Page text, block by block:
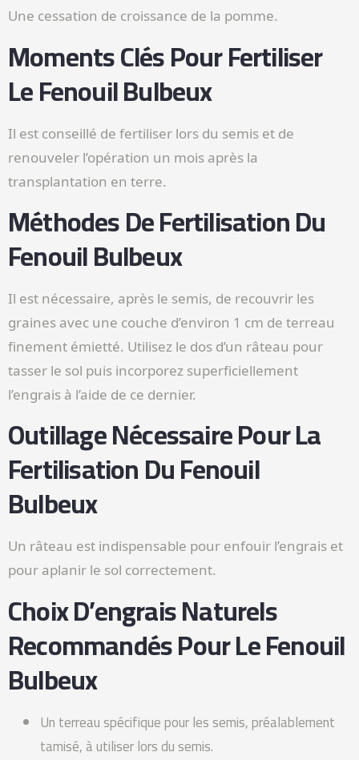
Une cessation de croissance de la pomme.
Moments Clés Pour Fertiliser
Le Fenouil Bulbeux
Il est conseillé de fertiliser lors du semis et de
renouveler l’opération un mois après la
transplantation en terre.
Méthodes De Fertilisation Du
Fenouil Bulbeux
Il est nécessaire, après le semis, de recouvrir les
graines avec une couche d’environ 1 cm de terreau
finement émietté. Utilisez le dos d’un râteau pour
tasser le sol puis incorporez superficiellement
l’engrais à l’aide de ce dernier.
Outillage Nécessaire Pour La
Fertilisation Du Fenouil
Bulbeux
Un râteau est indispensable pour enfouir l’engrais et
pour aplanir le sol correctement.
Choix D’engrais Naturels
Recommandés Pour Le Fenouil
Bulbeux
Un terreau spécifique pour les semis, préalablement
tamisé, à utiliser lors du semis.